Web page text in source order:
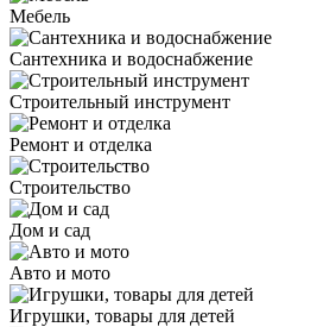
Мебель
Сантехника и водоснабжение
Строительный инструмент
Ремонт и отделка
Строительство
Дом и сад
Авто и мото
Игрушки, товары для детей